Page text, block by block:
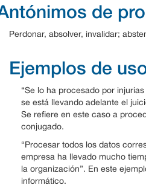
de
Perdonar, absolver, invalidar;
Ejemplos de
“Se lo ha procesado por
se está llevando adelante el
Se refiere en este caso a
conjugado.
“Procesar todos los datos
empresa ha llevado mucho
la organización”. En este
informático.